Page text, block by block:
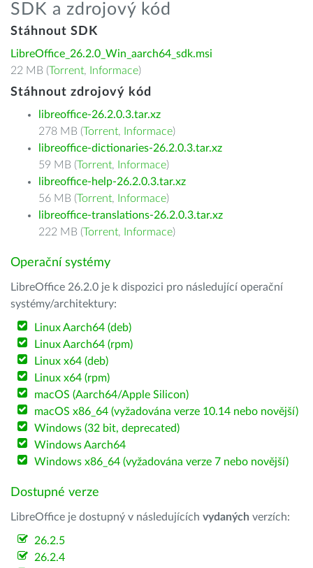
SDK a zdrojový kód
Stáhnout SDK
LibreOffice_26.2.0_Win_aarch64_sdk.msi
22 MB (Torrent, Informace)
Stáhnout zdrojový kód
libreoffice-26.2.0.3.tar.xz
278 MB (Torrent, Informace)
libreoffice-dictionaries-26.2.0.3.tar.xz
59 MB (Torrent, Informace)
libreoffice-help-26.2.0.3.tar.xz
56 MB (Torrent, Informace)
libreoffice-translations-26.2.0.3.tar.xz
222 MB (Torrent, Informace)
Operační systémy
LibreOffice 26.2.0 je k dispozici pro následující operační
systémy/architektury:
Linux Aarch64 (deb)
Linux Aarch64 (rpm)
Linux x64 (deb)
Linux x64 (rpm)
macOS (Aarch64/Apple Silicon)
macOS x86_64 (vyžadována verze 10.14 nebo novější)
Windows (32 bit, deprecated)
Windows Aarch64
Windows x86_64 (vyžadována verze 7 nebo novější)
Dostupné verze
LibreOffice je dostupný v následujících vydaných verzích:
26.2.5
26.2.4